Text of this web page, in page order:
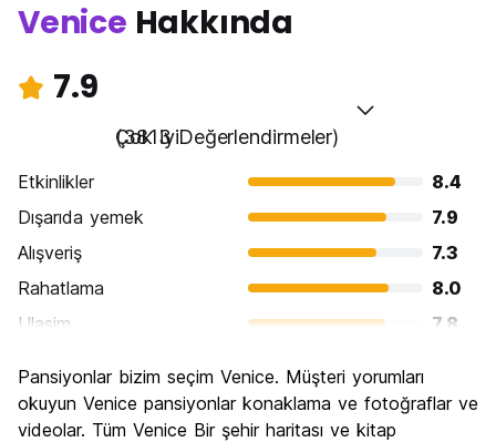
Venice Hakkında
7.9
Çok iyi
(3813 Değerlendirmeler)
Etkinlikler
8.4
Dışarıda yemek
7.9
Alışveriş
7.3
Rahatlama
8.0
Ulasim
7.8
Kültür
9.2
Gece hayatı
Pansiyonlar bizim seçim Venice. Müşteri yorumları
okuyun Venice pansiyonlar konaklama ve fotoğraflar ve
videolar. Tüm Venice Bir şehir haritası ve kitap